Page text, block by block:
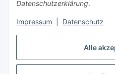
Alle
Datenschutzerklärung.
Impressum Datenschutz
Gesetzliche Informationen
Vertrag